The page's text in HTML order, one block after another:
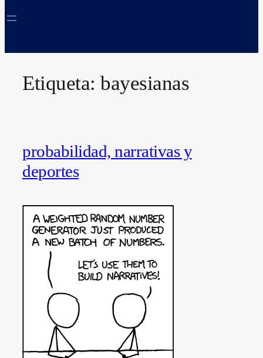
Etiqueta: bayesianas
probabilidad, narrativas y
deportes